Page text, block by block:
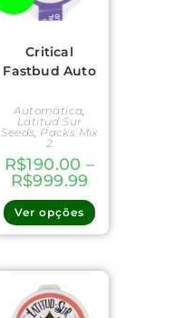
Critical
Fastbud Auto
Automática
Latitud Sur
Seeds Packs Mix
2
R$190.00 –
R$999.99
Ver opções